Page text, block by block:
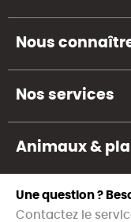
Nous
Nos services
Animaux &
Une question ?
Contactez le